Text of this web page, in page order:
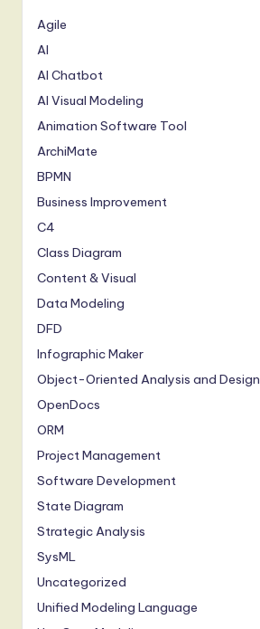
Agile
AI
AI Chatbot
AI Visual Modeling
Animation Software Tool
ArchiMate
BPMN
Business Improvement
C4
Class Diagram
Content & Visual
Data Modeling
DFD
Infographic Maker
Object-Oriented Analysis and Design
OpenDocs
ORM
Project Management
Software Development
State Diagram
Strategic Analysis
SysML
Uncategorized
Unified Modeling Language